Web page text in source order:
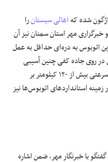
شده کهاهالی سیستانرا
مهر استان سمنان نیز آن
اتوبوس به دره‌ای حداقل به عمل
در روی جاده کفی چنین آسیبی
دیده کمی غیرقابل باور است مگر اینکه سرعتی بیش از ۱۲۰ کیلومتر بر
استانداردهای اتوبوس‌ها نیز
با خبرنگار مهر، ضمن اشاره